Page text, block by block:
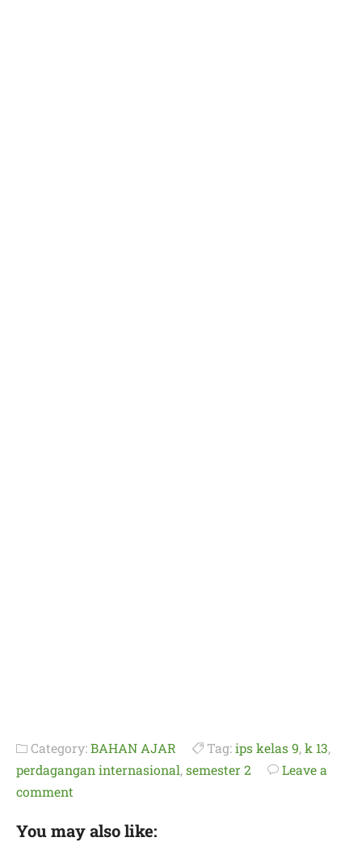
Category:BAHAN AJAR Tag:ips kelas 9,k 13,
perdagangan internasional,semester 2
Leave a
comment
You may also like: